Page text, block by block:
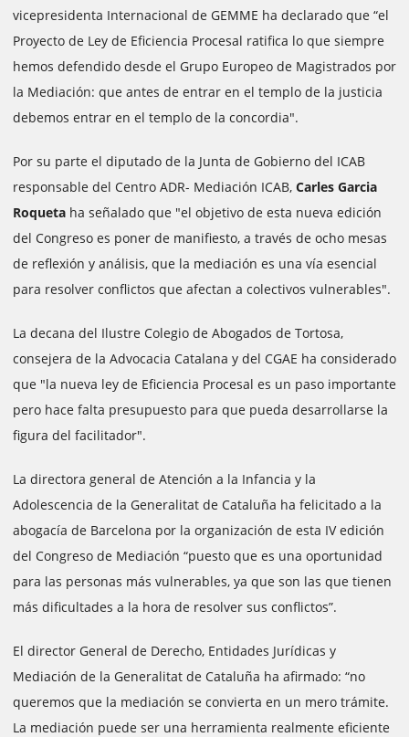
vicepresidenta Internacional de GEMME ha declarado que “el
Proyecto de Ley de Eficiencia Procesal ratifica lo que siempre
hemos defendido desde el Grupo Europeo de Magistrados por
la Mediación: que antes de entrar en el templo de la justicia
debemos entrar en el templo de la concordia".
Por su parte el diputado de la Junta de Gobierno del ICAB
responsable del Centro ADR- Mediación ICAB, Carles Garcia
Roqueta ha señalado que "el objetivo de esta nueva edición
del Congreso es poner de manifiesto, a través de ocho mesas
de reflexión y análisis, que la mediación es una vía esencial
para resolver conflictos que afectan a colectivos vulnerables".
La decana del Ilustre Colegio de Abogados de Tortosa,
consejera de la Advocacia Catalana y del CGAE ha considerado
que "la nueva ley de Eficiencia Procesal es un paso importante
pero hace falta presupuesto para que pueda desarrollarse la
figura del facilitador".
La directora general de Atención a la Infancia y la
Adolescencia de la Generalitat de Cataluña ha felicitado a la
abogacía de Barcelona por la organización de esta IV edición
del Congreso de Mediación “puesto que es una oportunidad
para las personas más vulnerables, ya que son las que tienen
más dificultades a la hora de resolver sus conflictos”.
El director General de Derecho, Entidades Jurídicas y
Mediación de la Generalitat de Cataluña ha afirmado: “no
queremos que la mediación se convierta en un mero trámite.
La mediación puede ser una herramienta realmente eficiente